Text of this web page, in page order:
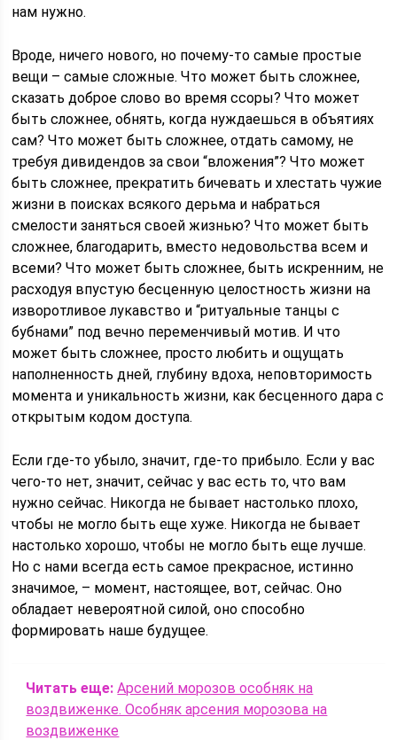
нам нужно.
Вроде, ничего нового, но почему-то самые простые
вещи – самые сложные. Что может быть сложнее,
сказать доброе слово во время ссоры? Что может
быть сложнее, обнять, когда нуждаешься в объятиях
сам? Что может быть сложнее, отдать самому, не
требуя дивидендов за свои “вложения”? Что может
быть сложнее, прекратить бичевать и хлестать чужие
жизни в поисках всякого дерьма и набраться
смелости заняться своей жизнью? Что может быть
сложнее, благодарить, вместо недовольства всем и
всеми? Что может быть сложнее, быть искренним, не
расходуя впустую бесценную целостность жизни на
изворотливое лукавство и “ритуальные танцы с
бубнами” под вечно переменчивый мотив. И что
может быть сложнее, просто любить и ощущать
наполненность дней, глубину вдоха, неповторимость
момента и уникальность жизни, как бесценного дара с
открытым кодом доступа.
Если где-то убыло, значит, где-то прибыло. Если у вас
чего-то нет, значит, сейчас у вас есть то, что вам
нужно сейчас. Никогда не бывает настолько плохо,
чтобы не могло быть еще хуже. Никогда не бывает
настолько хорошо, чтобы не могло быть еще лучше.
Но с нами всегда есть самое прекрасное, истинно
значимое, – момент, настоящее, вот, сейчас. Оно
обладает невероятной силой, оно способно
формировать наше будущее.
Читать еще: Арсений морозов особняк на
воздвиженке. Особняк арсения морозова на
воздвиженке